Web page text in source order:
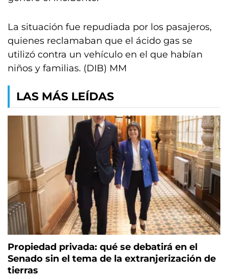
La situación fue repudiada por los pasajeros,
quienes reclamaban que el ácido gas se
utilizó contra un vehículo en el que habían
niños y familias. (DIB) MM
LAS MÁS LEÍDAS
Propiedad privada: qué se debatirá en el
Senado sin el tema de la extranjerización de
tierras